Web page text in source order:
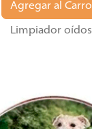
Agregar al Carro
Limpiador oídos